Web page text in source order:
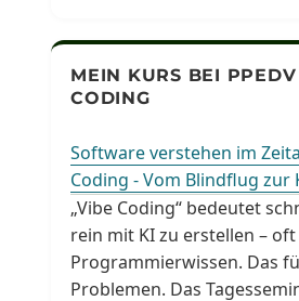
MEIN KURS BEI
CODING
Software verstehen im
Coding - Vom Blindflug zur
„Vibe Coding“ bedeutet
rein mit KI zu erstellen –
Programmierwissen. Das
Problemen. Das